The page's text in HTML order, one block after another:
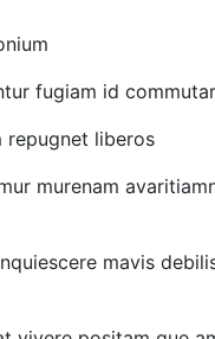
fugiam id
repugnet liberos
murenam
mavis